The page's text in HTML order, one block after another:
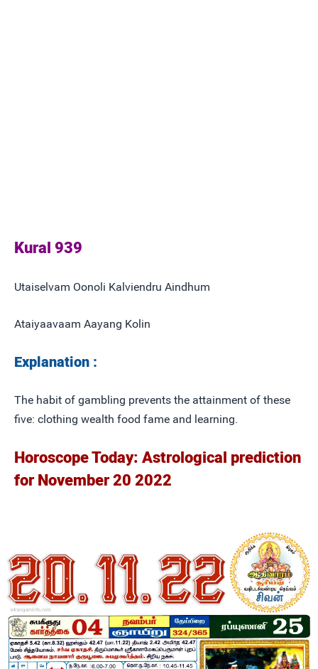
Kural 939
Utaiselvam Oonoli Kalviendru Aindhum
Ataiyaavaam Aayang Kolin
Explanation :
The habit of gambling prevents the attainment of these
five: clothing wealth food fame and learning.
Horoscope Today: Astrological prediction
for November 20 2022